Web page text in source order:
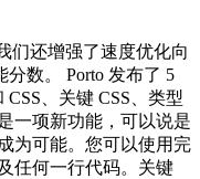
们还增强了速度优化向
分数。 Porto 发布了 5
、关键 CSS、类型
一项新功能，可以说是
为可能。您可以使用完
任何一行代码。关键